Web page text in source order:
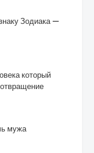
Зодиака —
который
мужа